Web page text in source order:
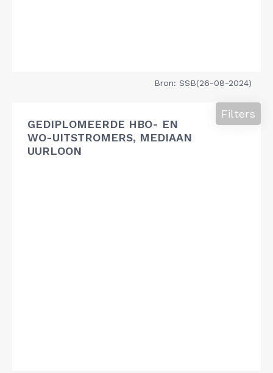
Bron: SSB(26-08-2024)
GEDIPLOMEERDE HBO- EN
WO-UITSTROMERS, MEDIAAN
UURLOON
Filters